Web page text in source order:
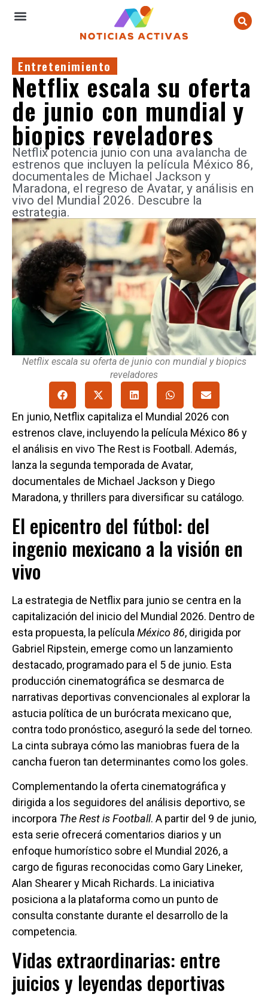
Entretenimiento
Netflix escala su oferta
de junio con mundial y
biopics reveladores
Netflix potencia junio con una avalancha de
estrenos que incluyen la película México 86,
documentales de Michael Jackson y
Maradona, el regreso de Avatar, y análisis en
vivo del Mundial 2026. Descubre la
estrategia.
Netflix escala su oferta de junio con mundial y biopics
reveladores
En junio, Netflix capitaliza el Mundial 2026 con
estrenos clave, incluyendo la película México 86 y
el análisis en vivo The Rest is Football. Además,
lanza la segunda temporada de Avatar,
documentales de Michael Jackson y Diego
Maradona, y thrillers para diversificar su catálogo.
El epicentro del fútbol: del
ingenio mexicano a la visión en
vivo
La estrategia de Netflix para junio se centra en la
capitalización del inicio del Mundial 2026. Dentro de
esta propuesta, la película México 86, dirigida por
Gabriel Ripstein, emerge como un lanzamiento
destacado, programado para el 5 de junio. Esta
producción cinematográfica se desmarca de
narrativas deportivas convencionales al explorar la
astucia política de un burócrata mexicano que,
contra todo pronóstico, aseguró la sede del torneo.
La cinta subraya cómo las maniobras fuera de la
cancha fueron tan determinantes como los goles.
Complementando la oferta cinematográfica y
dirigida a los seguidores del análisis deportivo, se
incorpora The Rest is Football. A partir del 9 de junio,
esta serie ofrecerá comentarios diarios y un
enfoque humorístico sobre el Mundial 2026, a
cargo de figuras reconocidas como Gary Lineker,
Alan Shearer y Micah Richards. La iniciativa
posiciona a la plataforma como un punto de
consulta constante durante el desarrollo de la
competencia.
Vidas extraordinarias: entre
juicios y leyendas deportivas